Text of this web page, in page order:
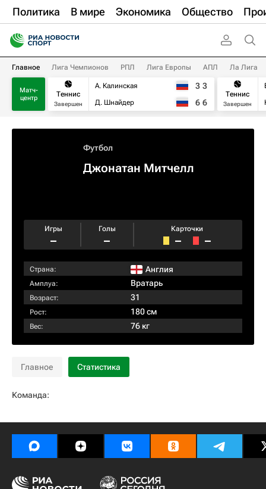
Политика В мире Экономика Общество
Главное Лига Чемпионов РПЛ Лига Европы АПЛ Ла Лига
Матч-
центр
Теннис
Завершен
А. Калинская
Д. Шнайдер
3 3
6 6
Теннис
Завершен
Футбол
Джонатан Митчелл
Игры
–
Голы
–
Карточки
– –
Страна: Англия
Амплуа: Вратарь
Возраст: 31
Рост: 180 см
Вес: 76 кг
Главное Статистика
Команда: